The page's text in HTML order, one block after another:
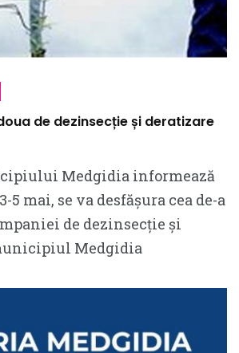
de dezinsecție și deratizare
Medgidia informează
5 mai, se va desfășura cea de-a
de dezinsecție și
Medgidia